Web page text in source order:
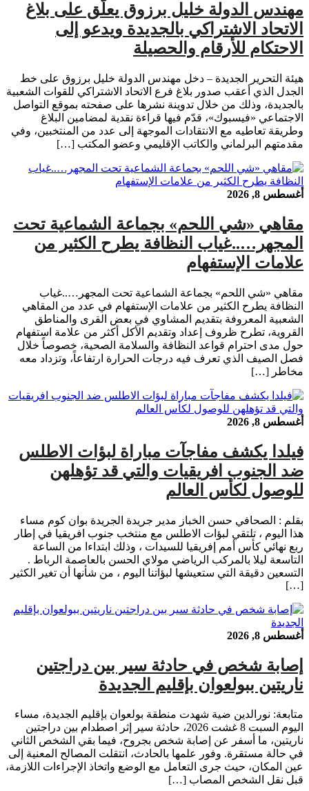
مهندس الدولة خليل برزوق يعلّق على بلاغ
الاتحاد الاشتراكي بالجديدة ويدعو إلى
الاحتكام للأرقام والحصيلة
هيئة التحرير الجديدة – دخل مهندس الدولة خليل برزوق على خط
الجدل الذي أعقب صدور بلاغ فرع الاتحاد الاشتراكي للقوات الشعبية
بالجديدة، وذلك من خلال تدوينة نشرها على صفحته بموقع التواصل
الاجتماعي «فيسبوك»، قدّم فيها قراءة نقدية لمضامين البلاغ
وطريقة تعاطيه مع الانتقادات الموجهة إلى عدد من المنتخبين، وفي
مقدمتهم البرلماني والكاتب الإقليمي وعضو المكتب […]
أغسطس 8, 2026
مقاهي «شي اللحم» بجماعة الشماعية تحت
المجهر…..غياب النظافة يطرح الكثير من
علامات الإستفهام
مقاهي «شي اللحم» بجماعة الشماعية تحت المجهر…..غياب
النظافة يطرح الكثير من علامات الإستفهام في عدد من المقاهي
الشعبية المعروفة بتقديم المشاوي في بعض القرى والمناطق
القروية، تطرح ظروف إعداد وتقديم الأكل أكثر من علامة استفهام
حول مدى احترام قواعد النظافة والسلامة الصحية، خصوصاً خلال
فصل الصيف الذي تعرف فيه درجات الحرارة ارتفاعاً، وتزداد معه
مخاطر […]
أغسطس 8, 2026
فيلدا يكشف مفاجآت مباراة لبؤات الاطلس
ضد الجنوب افريقيات والتي قد تؤهلهن
للوصول لكأس العالم
بقلم : الصحافي حسن الخباز مدير جريدة الجريدة بوان كوم مساء
هذا اليوم ، تلتقي لبؤات الاطلس مع منتخب جنوب افريقيا في إطار
ربع نهائي كأس أمم إفريقيا للسيدات ، وذلك ابتداءا من الساعة
التاسعة ليلا بالمركب الرياضي مولاي الحسن بالعاصمة الرباط .
التسعين دقيقة التي ستعيشها لبؤاتنا اليوم ، من شأنها أن تغير الكثير
[…]
أغسطس 8, 2026
إصابة شخص في حادثة سير بين دراجتين
ناريتين ببولعوان بإقليم الجديدة
متابعة: نورالدين ضية شهدت منطقة بولعوان بإقليم الجديدة، مساء
اليوم السبت 8 غشت 2026، حادثة سير إثر اصطدام بين دراجتين
ناريتين، ما أسفر عن إصابة شخص بجروح، فيما بقي الشخص الثاني
في حالة مستقرة. وفور علمها بالحادث، انتقلت المصالح المعنية إلى
عين المكان، حيث جرى التعامل مع الوضع واتخاذ الإجراءات اللازمة،
قبل نقل الشخص المصاب […]